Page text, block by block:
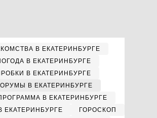
В ЕКАТЕРИНБУРГЕ
В ЕКАТЕРИНБУРГЕ
В ЕКАТЕРИНБУРГЕ
В ЕКАТЕРИНБУРГЕ
В ЕКАТЕРИНБУРГЕ
ЕКАТЕРИНБУРГЕ
ГОРОСКОП